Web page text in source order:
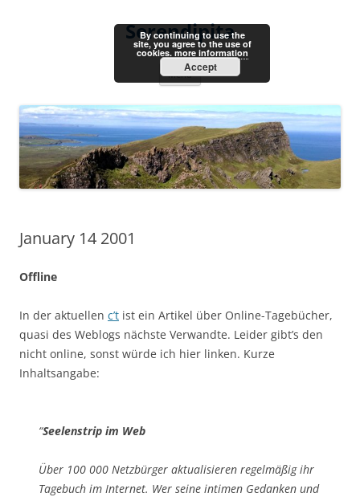
Serendipita
Menu
January 14 2001
Offline
In der aktuellen c’t ist ein Artikel über Online-Tagebücher,
quasi des Weblogs nächste Verwandte. Leider gibt’s den
nicht online, sonst würde ich hier linken. Kurze
Inhaltsangabe:
“Seelenstrip im Web
Über 100 000 Netzbürger aktualisieren regelmäßig ihr
Tagebuch im Internet. Wer seine intimen Gedanken und
By continuing to use the
site, you agree to the use of
cookies. more information
Accept